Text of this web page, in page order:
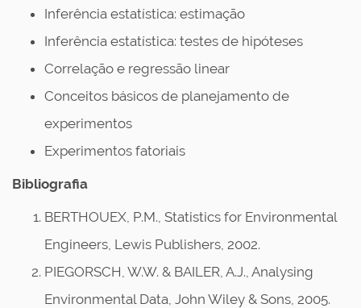
Inferência estatística: estimação
Inferência estatística: testes de hipóteses
Correlação e regressão linear
Conceitos básicos de planejamento de
experimentos
Experimentos fatoriais
Bibliografia
BERTHOUEX, P.M., Statistics for Environmental
Engineers, Lewis Publishers, 2002.
PIEGORSCH, W.W. & BAILER, A.J., Analysing
Environmental Data, John Wiley & Sons, 2005.